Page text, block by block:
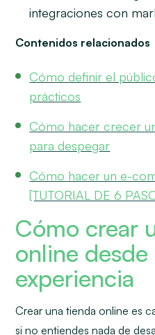
integraciones con
Contenidos relacionados
Cómo definir el
prácticos
Cómo hacer crecer
para despegar
Cómo hacer un e-
[TUTORIAL DE 6
Cómo crear
online desde
experiencia
Crear una tienda online es
si no entiendes nada de